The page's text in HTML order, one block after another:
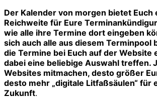
Der Kalender von morgen bietet Euch
Reichweite für Eure
wie alle ihre Termine dort eingeben
sich auch alle aus diesem Terminpool
die Termine bei Euch auf der Website
dabei eine beliebige Auswahl treffen.
Websites mitmachen, desto größer
desto mehr „digitale Litfaßsäulen“ für
Zukunft.